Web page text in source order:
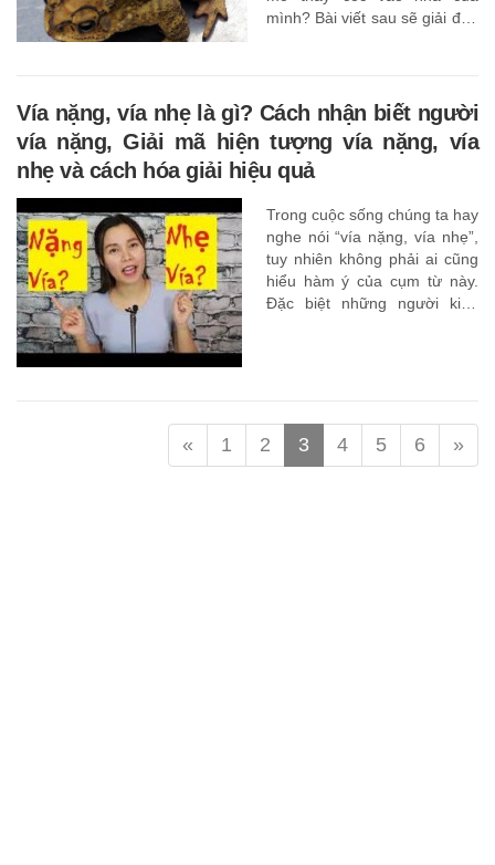
mình? Bài viết sau sẽ giải đáp
Vía nặng, vía nhẹ là gì? Cách nhận biết người
vía nặng, Giải mã hiện tượng vía nặng, vía
nhẹ và cách hóa giải hiệu quả
Trong cuộc sống chúng ta hay
nghe nói “vía nặng, vía nhẹ”,
tuy nhiên không phải ai cũng
hiểu hàm ý của cụm từ này.
Đặc biệt những người kinh
cũng chậm, trăm sự không
« 1 2 3 4 5 6 »